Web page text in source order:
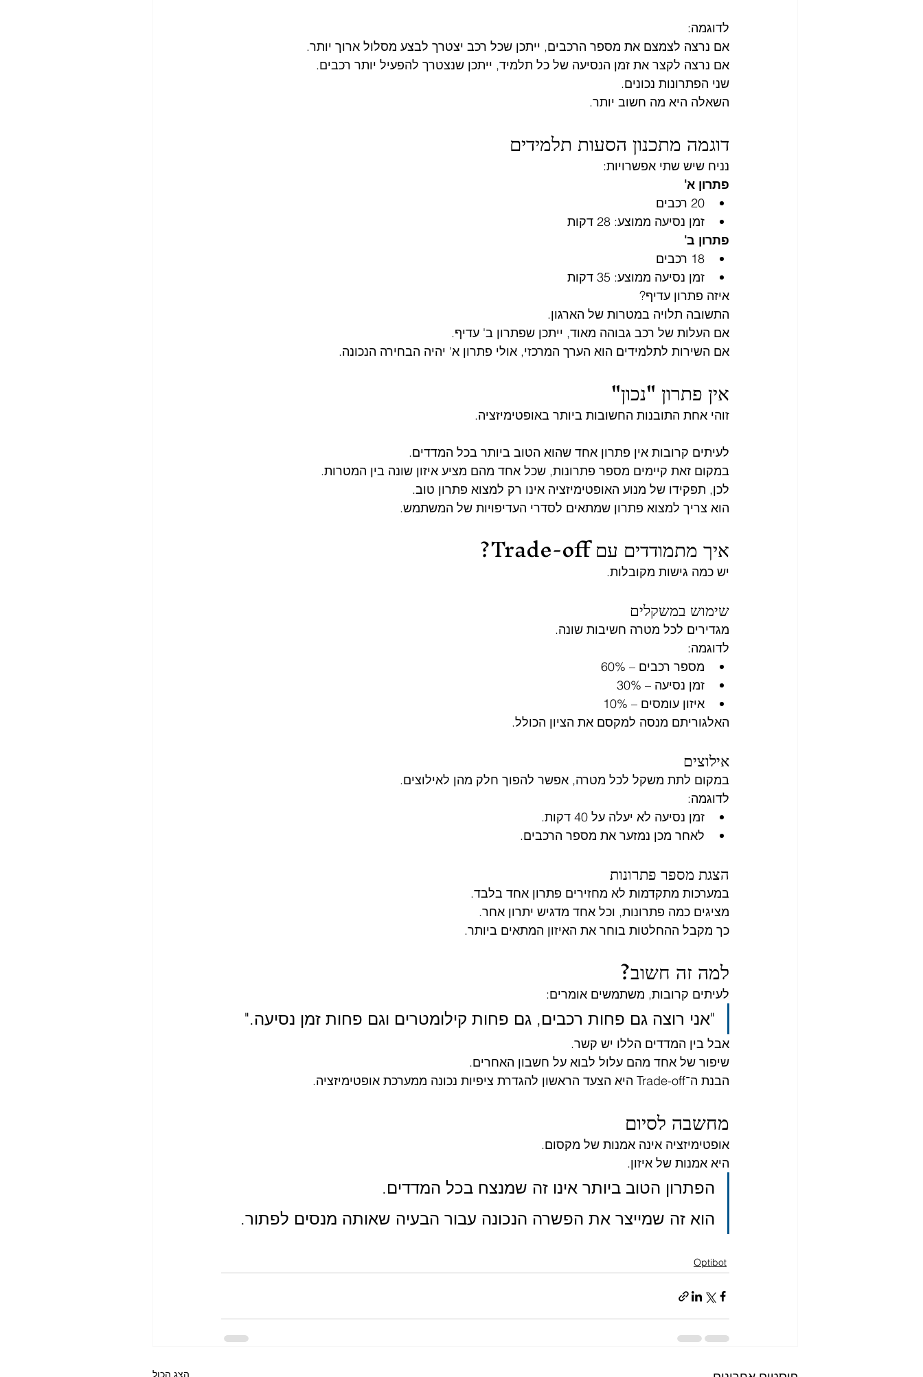
לדוגמה:
אם נרצה לצמצם את מספר הרכבים, ייתכן שכל רכב יצטרך לבצע מסלול ארוך יותר.
אם נרצה לקצר את זמן הנסיעה של כל תלמיד, ייתכן שנצטרך להפעיל יותר רכבים.
שני הפתרונות נכונים.
השאלה היא מה חשוב יותר.
דוגמה מתכנון הסעות תלמידים
נניח שיש שתי אפשרויות:
פתרון א'
20 רכבים
זמן נסיעה ממוצע: 28 דקות
פתרון ב'
18 רכבים
זמן נסיעה ממוצע: 35 דקות
איזה פתרון עדיף?
התשובה תלויה במטרות של הארגון.
אם העלות של רכב גבוהה מאוד, ייתכן שפתרון ב' עדיף.
אם השירות לתלמידים הוא הערך המרכזי, אולי פתרון א' יהיה הבחירה הנכונה.
אין פתרון "נכון"
זוהי אחת התובנות החשובות ביותר באופטימיזציה.
לעיתים קרובות אין פתרון אחד שהוא הטוב ביותר בכל המדדים.
במקום זאת קיימים מספר פתרונות, שכל אחד מהם מציע איזון שונה בין המטרות.
לכן, תפקידו של מנוע האופטימיזציה אינו רק למצוא פתרון טוב.
הוא צריך למצוא פתרון שמתאים לסדרי העדיפויות של המשתמש.
איך מתמודדים עם Trade-off?
יש כמה גישות מקובלות.
שימוש במשקלים
מגדירים לכל מטרה חשיבות שונה.
לדוגמה:
מספר רכבים – 60%
זמן נסיעה – 30%
איזון עומסים – 10%
האלגוריתם מנסה למקסם את הציון הכולל.
אילוצים
במקום לתת משקל לכל מטרה, אפשר להפוך חלק מהן לאילוצים.
לדוגמה:
זמן נסיעה לא יעלה על 40 דקות.
לאחר מכן נמזער את מספר הרכבים.
הצגת מספר פתרונות
במערכות מתקדמות לא מחזירים פתרון אחד בלבד.
מציגים כמה פתרונות, וכל אחד מדגיש יתרון אחר.
כך מקבל ההחלטות בוחר את האיזון המתאים ביותר.
למה זה חשוב?
לעיתים קרובות, משתמשים אומרים:
"אני רוצה גם פחות רכבים, גם פחות קילומטרים וגם פחות זמן נסיעה."
אבל בין המדדים הללו יש קשר.
שיפור של אחד מהם עלול לבוא על חשבון האחרים.
הבנת ה־Trade-off היא הצעד הראשון להגדרת ציפיות נכונה ממערכת אופטימיזציה.
מחשבה לסיום
אופטימיזציה אינה אמנות של מקסום.
היא אמנות של איזון.
הפתרון הטוב ביותר אינו זה שמנצח בכל המדדים.
הוא זה שמייצר את הפשרה הנכונה עבור הבעיה שאותה מנסים לפתור.
Optibot
הצג הכול